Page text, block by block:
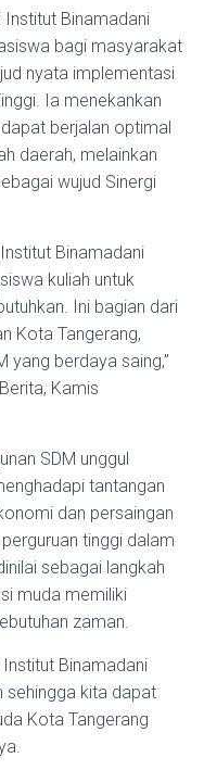
Binamadani
bagi masyarakat
nyata implementasi
Ia menekankan
berjalan optimal
daerah, melainkan
wujud Sinergi
Binamadani
kuliah untuk
Ini bagian dari
Kota Tangerang,
yang berdaya saing,”
Kamis
SDM unggul
tantangan
dan persaingan
tinggi dalam
sebagai langkah
muda memiliki
zaman.
Binamadani
sehingga kita dapat
Kota Tangerang